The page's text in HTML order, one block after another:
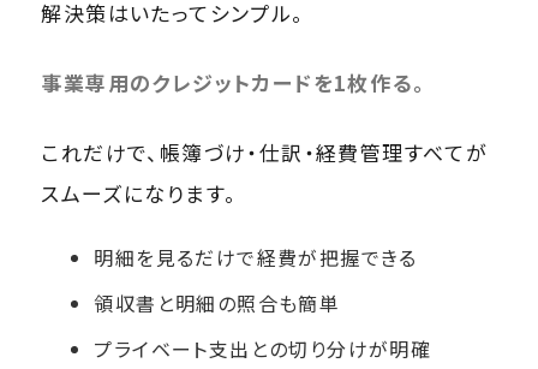
解決策はいたってシンプル。
事業専用のクレジットカードを1枚作る。
これだけで、帳簿づけ・仕訳・経費管理すべてが
スムーズになります。
明細を見るだけで経費が把握できる
領収書と明細の照合も簡単
プライベート支出との切り分けが明確